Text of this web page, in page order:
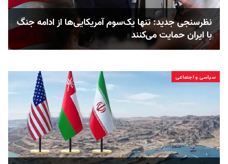
نظرسنجی جدید: تنها یک‌سوم آمریکایی‌ها از ادامه جنگ
با ایران حمایت می‌کنند
سیاسی و اجتماعی